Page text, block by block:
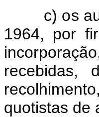
c) os
1964, por
recebidas,
quotistas de